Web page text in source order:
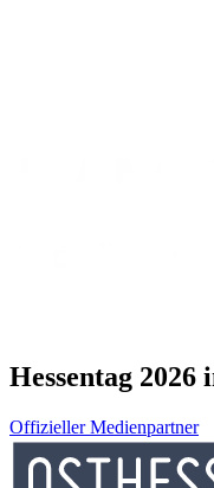
Hessentag 2026
Offizieller Medienpartner